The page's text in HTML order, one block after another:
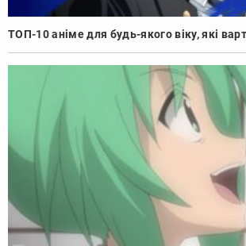
ТОП-10 аніме для будь-якого віку, які